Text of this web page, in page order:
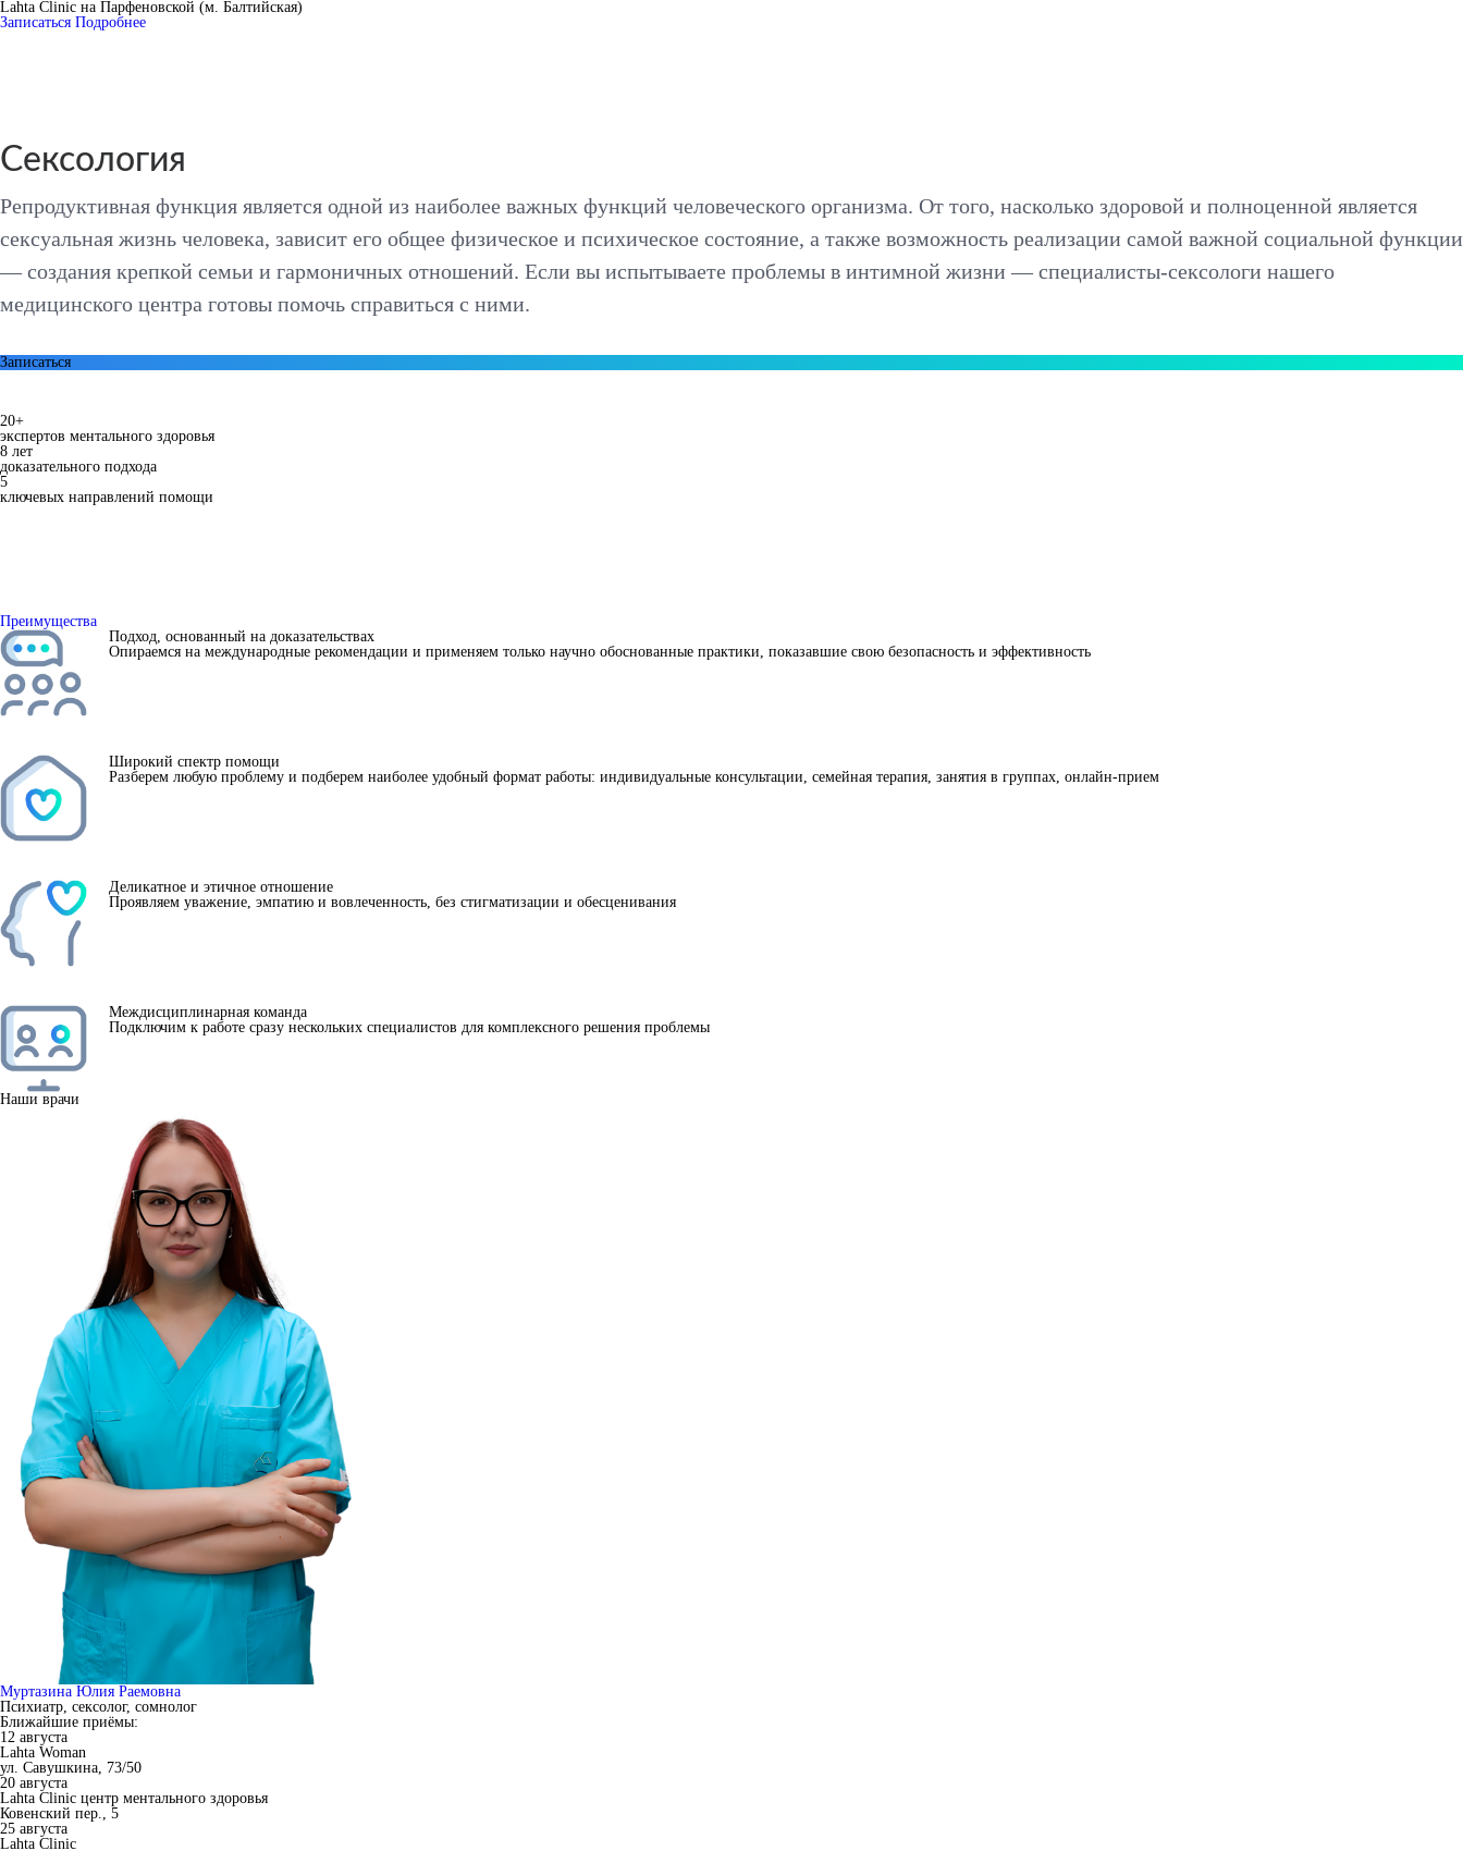
Lahta Clinic на Парфеновской (м. Балтийская)
Записаться Подробнее
Сексология
Репродуктивная функция является одной из наиболее важных функций человеческого организма. От того, насколько здоровой и полноценной является
сексуальная жизнь человека, зависит его общее физическое и психическое состояние, а также возможность реализации самой важной социальной функции
— создания крепкой семьи и гармоничных отношений. Если вы испытываете проблемы в интимной жизни — специалисты-сексологи нашего
медицинского центра готовы помочь справиться с ними.
Записаться
20+
экспертов ментального здоровья
8 лет
доказательного подхода
5
ключевых направлений помощи
Преимущества
Подход, основанный на доказательствах
Опираемся на международные рекомендации и применяем только научно обоснованные практики, показавшие свою безопасность и эффективность
Широкий спектр помощи
Разберем любую проблему и подберем наиболее удобный формат работы: индивидуальные консультации, семейная терапия, занятия в группах, онлайн-прием
Деликатное и этичное отношение
Проявляем уважение, эмпатию и вовлеченность, без стигматизации и обесценивания
Междисциплинарная команда
Подключим к работе сразу нескольких специалистов для комплексного решения проблемы
Наши врачи
Муртазина Юлия Раемовна
Психиатр, сексолог, сомнолог
Ближайшие приёмы:
12 августа
Lahta Woman
ул. Савушкина, 73/50
20 августа
Lahta Clinic центр ментального здоровья
Ковенский пер., 5
25 августа
Lahta Clinic
Коньберг Полина Юрьевна
Психиатр, психотерапевт, сексолог
Ближайшие приёмы:
26 сентября
Lahta Clinic центр ментального здоровья
Ковенский пер., 5
Записаться